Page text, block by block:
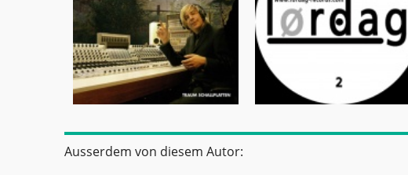
Ausserdem von diesem Autor: